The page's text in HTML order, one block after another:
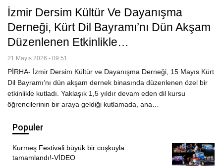
İzmir Dersim Kültür Ve Dayanışma
Derneği, Kürt Dil Bayramı’nı Dün Akşam
Düzenlenen Etkinlikle…
21 Mayıs 2026 - 09:51
PİRHA- İzmir Dersim Kültür ve Dayanışma Derneği, 15 Mayıs Kürt
Dil Bayramı’nı dün akşam dernek binasında düzenlenen özel bir
etkinlikle kutladı. Yaklaşık 1,5 yıldır devam eden dil kursu
öğrencilerinin bir araya geldiği kutlamada, ana…
Populer
Kurmeş Festivali büyük bir coşkuyla
tamamlandı!-VİDEO